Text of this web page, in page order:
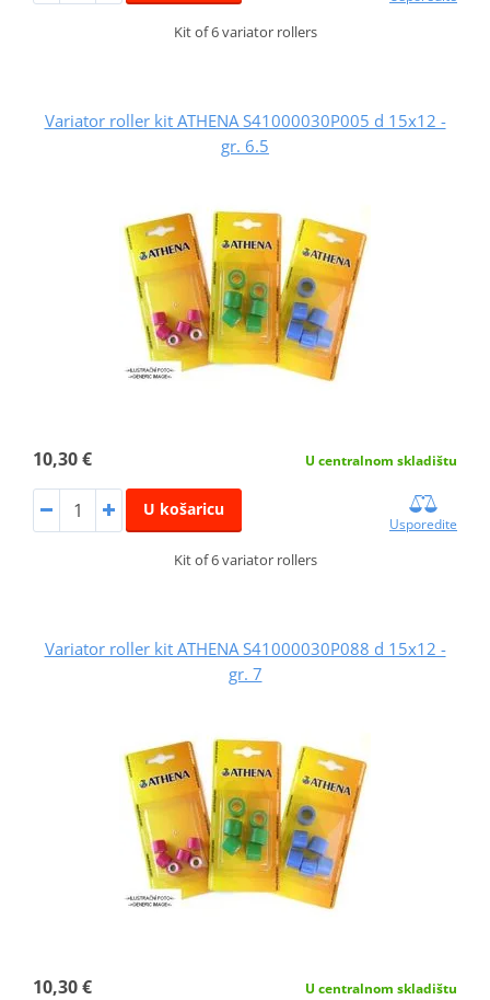
Kit of 6 variator rollers
Variator roller kit ATHENA S41000030P005 d 15x12 -
gr. 6.5
10,30 € U centralnom skladištu
U košaricu
Usporedite
Kit of 6 variator rollers
Variator roller kit ATHENA S41000030P088 d 15x12 -
gr. 7
10,30 € U centralnom skladištu